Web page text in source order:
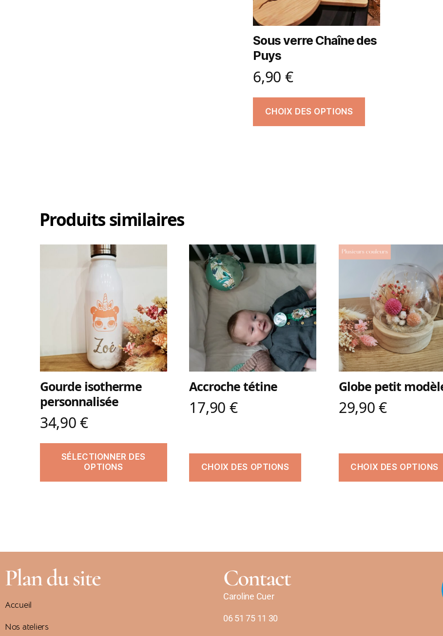
Sous verre Chaîne des
Puys
6,90 €
CHOIX DES OPTIONS
Produits similaires
Gourde isotherme
personnalisée
34,90€
SÉLECTIONNER DES
OPTIONS
Accroche tétine
17,90 €
CHOIX DES OPTIONS
Globe petit
29,90€
CHOIX DES OPTIONS
Plan du site
Accueil
Nos ateliers
Contact
Caroline Cuer
06 51 75 11 30